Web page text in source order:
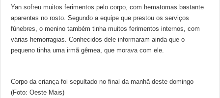
Yan sofreu muitos ferimentos pelo corpo, com hematomas bastante
aparentes no rosto. Segundo a equipe que prestou os serviços
fúnebres, o menino também tinha muitos ferimentos internos, com
várias hemorragias. Conhecidos dele informaram ainda que o
pequeno tinha uma irmã gêmea, que morava com ele.
Corpo da criança foi sepultado no final da manhã deste domingo
(Foto: Oeste Mais)